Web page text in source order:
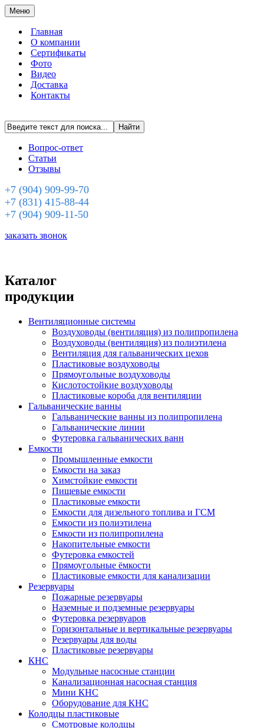
Меню
Главная
О компании
Сертификаты
Фото
Видео
Доставка
Контакты
Вопрос-ответ
Статьи
Отзывы
+7 (904) 909-99-70
+7 (831) 415-88-44
+7 (904) 909-11-50
заказать звонок
Каталог
продукции
Вентиляционные системы
Воздуховоды (вентиляция) из полипропилена
Воздуховоды (вентиляция) из полиэтилена
Вентиляция для гальванических цехов
Пластиковые воздуховоды
Прямоугольные воздуховоды
Кислотостойкие воздуховоды
Пластиковые короба для вентиляции
Гальванические ванны
Гальванические ванны из полипропилена
Гальванические линии
Футеровка гальванических ванн
Емкости
Промышленные емкости
Емкости на заказ
Химстойкие емкости
Пищевые емкости
Пластиковые емкости
Емкости для дизельного топлива и ГСМ
Емкости из полиэтилена
Емкости из полипропилена
Накопительные емкости
Футеровка емкостей
Прямоугольные ёмкости
Пластиковые емкости для канализации
Резервуары
Пожарные резервуары
Наземные и подземные резервуары
Футеровка резервуаров
Горизонтальные и вертикальные резервуары
Резервуары для воды
Пластиковые резервуары
КНС
Модульные насосные станции
Канализационная насосная станция
Мини КНС
Оборудование для КНС
Колодцы пластиковые
Смотровые колодцы